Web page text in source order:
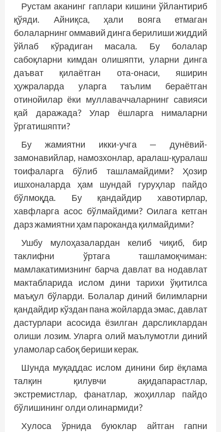
Рустам аканинг гаплари кишини ўйлантириб
қўяди. Айниқса, ҳали вояга етмаган
болаларнинг оммавий динга берилиши жиддий
ўйлаб кўрадиган масала. Бу болалар
сабоқларни кимдан олишяпти, уларни динга
даъват қилаётган ота-онаси, яширин
ҳужраларда уларга таълим бераётган
отинойилар ёки муллаваччаларнинг савияси
қай даражада? Улар ёшларга нималарни
ўргатишяпти?
Бу жамиятни икки-учга — дунёвий-
замонавийлар, намозхонлар, аралаш-қуралаш
тоифаларга бўлиб ташламайдими? Ҳозир
ишхоналарда ҳам шундай гуруҳлар пайдо
бўлмоқда. Бу қандайдир хавотирлар,
хавфларга асос бўлмайдими? Оилага кетган
дарз жамиятни ҳам пароканда қилмайдими?
Ушбу мулоҳазалардан келиб чиқиб, бир
таклифни ўртага ташламоқчиман:
мамлакатимизнинг барча давлат ва нодавлат
мактабларида ислом дини тарихи ўқитилса
маъқул бўларди. Болалар диний билимларни
қандайдир кўздан пана жойларда эмас, давлат
дастурлари асосида ёзилган дарсликлардан
олиши лозим. Уларга олий маълумотли диний
уламолар сабоқ бериши керак.
Шунда муқаддас ислом динини бир ёқлама
талқин қилувчи ақидапарастлар,
экстремистлар, фанатлар, жоҳиллар пайдо
бўлишининг олди олинармиди?
Хулоса ўрнида буюклар айтган гапни